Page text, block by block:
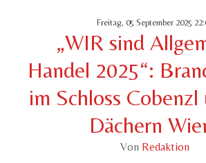
Freitag, 05 September 2025
„WIR sind
Handel 2025“:
im Schloss Cobenzl
Dächern
Von Redaktion